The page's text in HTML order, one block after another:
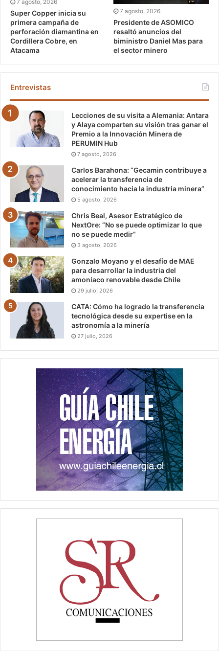
7 agosto, 2026
Super Copper inicia su
primera campaña de
perforación diamantina en
Cordillera Cobre, en
Atacama
7 agosto, 2026
Presidente de ASOMICO
resaltó anuncios del
biministro Daniel Mas para
el sector minero
Entrevistas
Lecciones de su visita a Alemania: Antara
y Alaya comparten su visión tras ganar el
Premio a la Innovación Minera de
PERUMIN Hub
7 agosto, 2026
Carlos Barahona: “Gecamin contribuye a
acelerar la transferencia de
conocimiento hacia la industria minera”
5 agosto, 2026
Chris Beal, Asesor Estratégico de
NextOre: “No se puede optimizar lo que
no se puede medir”
3 agosto, 2026
Gonzalo Moyano y el desafío de MAE
para desarrollar la industria del
amoníaco renovable desde Chile
29 julio, 2026
CATA: Cómo ha logrado la transferencia
tecnológica desde su expertise en la
astronomía a la minería
27 julio, 2026